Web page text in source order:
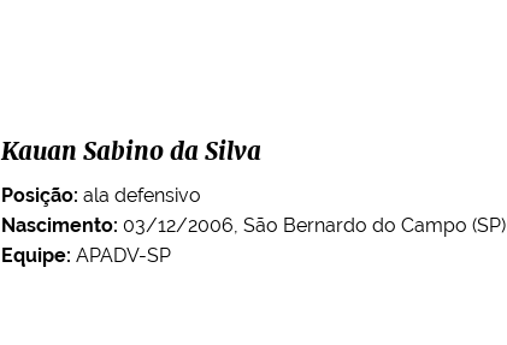
Kauan Sabino da Silva
Posição: ala defensivo
Nascimento: 03/12/2006, São Bernardo do Campo (SP)
Equipe: APADV-SP